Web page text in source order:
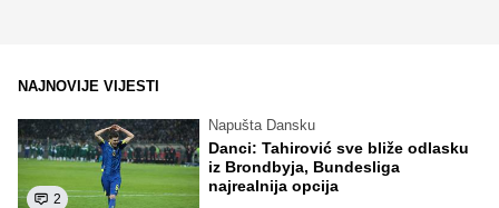
NAJNOVIJE VIJESTI
2
Napušta Dansku
Danci: Tahirović sve bliže odlasku
iz Brondbyja, Bundesliga
najrealnija opcija